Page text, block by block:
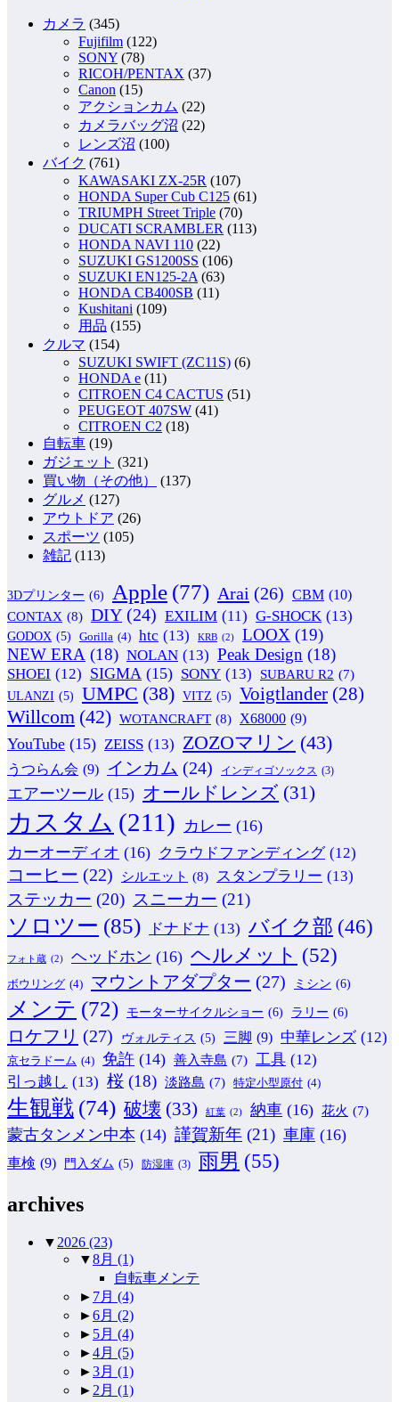
カメラ (345)
Fujifilm (122)
SONY (78)
RICOH/PENTAX (37)
Canon (15)
アクションカム (22)
カメラバッグ沼 (22)
レンズ沼 (100)
バイク (761)
KAWASAKI ZX-25R (107)
HONDA Super Cub C125 (61)
TRIUMPH Street Triple (70)
DUCATI SCRAMBLER (113)
HONDA NAVI 110 (22)
SUZUKI GS1200SS (106)
SUZUKI EN125-2A (63)
HONDA CB400SB (11)
Kushitani (109)
用品 (155)
クルマ (154)
SUZUKI SWIFT (ZC11S) (6)
HONDA e (11)
CITROEN C4 CACTUS (51)
PEUGEOT 407SW (41)
CITROEN C2 (18)
自転車 (19)
ガジェット (321)
買い物（その他）
(137)
グルメ (127)
アウトドア (26)
スポーツ (105)
雑記 (113)
3Dプリンター (6) Apple (77) Arai (26) CBM (10)
CONTAX (8) DIY (24) EXILIM (11) G-SHOCK (13)
GODOX (5) Gorilla (4) htc (13) KRB (2) LOOX (19)
NEW ERA (18) NOLAN (13) Peak Design (18)
SHOEI (12) SIGMA (15) SONY (13) SUBARU R2 (7)
ULANZI (5) UMPC (38) VITZ (5) Voigtlander (28)
Willcom (42) WOTANCRAFT (8) X68000 (9)
YouTube (15) ZEISS (13) ZOZOマリン (43)
うつらん会 (9) インカム (24) インディゴソックス (3)
エアーツール (15) オールドレンズ (31)
カスタム (211) カレー (16)
カーオーディオ (16) クラウドファンディング (12)
コーヒー (22) シルエット (8) スタンプラリー (13)
ステッカー (20) スニーカー (21)
ソロツー (85) ドナドナ (13) バイク部 (46)
フォト蔵 (2) ヘッドホン (16) ヘルメット (52)
ボウリング (4) マウントアダプター (27) ミシン (6)
メンテ (72) モーターサイクルショー (6) ラリー (6)
ロケフリ (27) ヴォルティス (5) 三脚 (9) 中華レンズ (12)
京セラドーム (4) 免許 (14) 善入寺島 (7) 工具 (12)
引っ越し (13) 桜 (18) 淡路島 (7) 特定小型原付 (4)
生観戦 (74) 破壊 (33) 紅葉 (2) 納車 (16) 花火 (7)
蒙古タンメン中本 (14) 謹賀新年 (21) 車庫 (16)
車検 (9) 門入ダム (5) 防湿庫 (3) 雨男 (55)
archives
▼ 2026 (23)
▼8月 (1)
自転車メンテ
► 7月 (4)
►6月 (2)
► 5月 (4)
►4月 (5)
►3月 (1)
► 2月 (1)